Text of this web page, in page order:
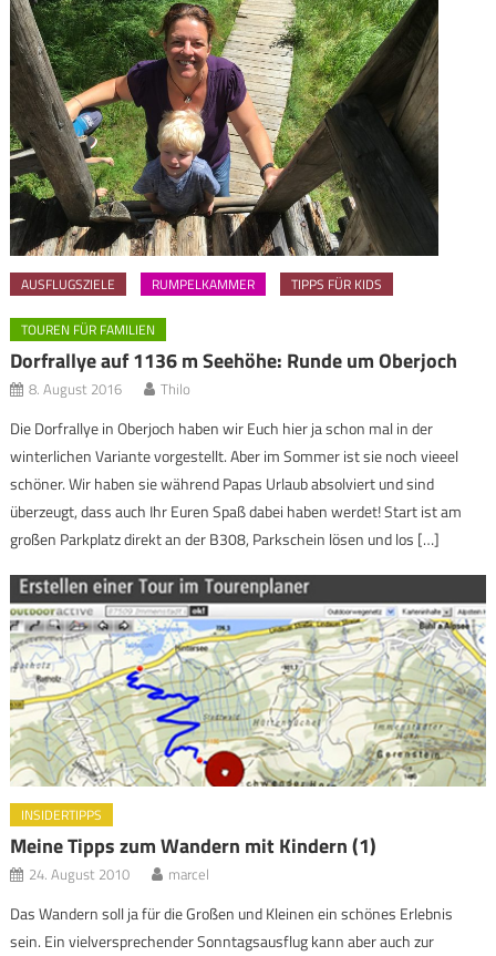
AUSFLUGSZIELE RUMPELKAMMER TIPPS FÜR KIDS
TOUREN FÜR FAMILIEN
Dorfrallye auf 1136 m Seehöhe: Runde um Oberjoch
8. August 2016 Thilo
Die Dorfrallye in Oberjoch haben wir Euch hier ja schon mal in der
winterlichen Variante vorgestellt. Aber im Sommer ist sie noch vieeel
schöner. Wir haben sie während Papas Urlaub absolviert und sind
überzeugt, dass auch Ihr Euren Spaß dabei haben werdet! Start ist am
großen Parkplatz direkt an der B308, Parkschein lösen und los […]
INSIDERTIPPS
Meine Tipps zum Wandern mit Kindern (1)
24. August 2010 marcel
Das Wandern soll ja für die Großen und Kleinen ein schönes Erlebnis
sein. Ein vielversprechender Sonntagsausflug kann aber auch zur